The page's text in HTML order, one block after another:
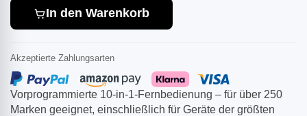
Vorprogrammierte 10-in-1-Fernbedienung – für über 250
Marken geeignet, einschließlich für Geräte der größten
In den Warenkorb
Akzeptierte Zahlungsarten